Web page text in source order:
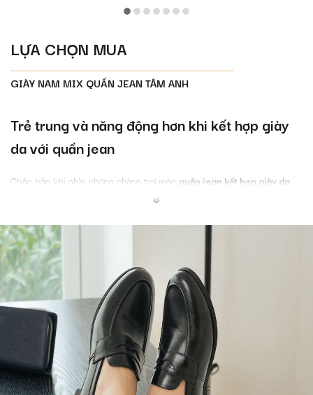
LỰA CHỌN MUA
GIÀY NAM MIX QUẦN JEAN TÂM ANH
Trẻ trung và năng động hơn khi kết hợp giày
da với quần jean
Chắc hẳn khi nhìn những chàng trai mặc quần jean kết hợp giày da
bạn sẽ thấy được sự năng động và cá tính mạnh mẽ, khác hẳn với sự
nhưng cả 2 phong cách đều tạo được điểm nhấn ấn tượng trong mắt
mọi người.
Những mẫu giày mặc với quần jean đẹp
Khi lựa chọn giày da để phối với quần jean nam cần có những quy tắc
nhất định. Giày như một phụ kiện thời trang để giúp bạn tự tin và thoải
mái hơn tránh trường hợp phối đồ không hợp khiến bạn dở khóc dở
cười. Dưới đây là top 3 mẫu giày da phù hợp với quần jean:
Chelsea boots:là mẫu giày kinh điển dành cho quần jean. Kiểu boot
cao cổ hầm hố phù hợp với nhiều dáng quần.